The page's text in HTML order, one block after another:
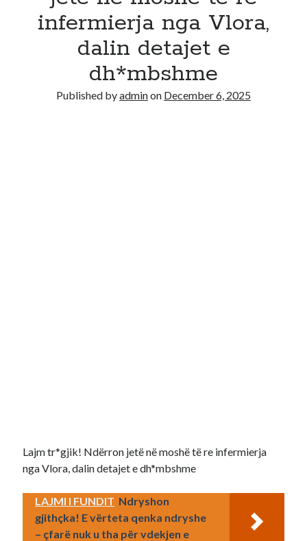
infermierja nga Vlora,
dalin detajet e
dh*mbshme
Published byadminon December 6, 2025
Lajm tr*gjik! Ndërron jetë në moshë të re infermierja
nga Vlora, dalin detajet e dh*mbshme
LAJMI I FUNDIT Ndryshon
gjithçka! E vërteta qenka ndryshe
– çfarë nuk u tha për vdekjen e